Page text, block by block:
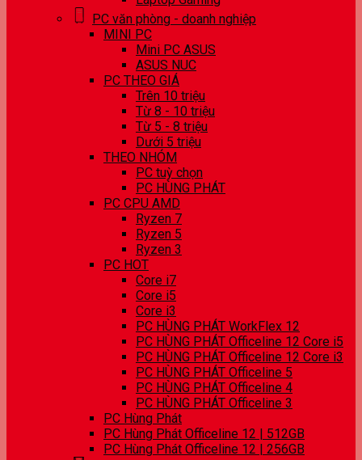
PC văn phòng - doanh nghiệp
MINI PC
Mini PC ASUS
ASUS NUC
PC THEO GIÁ
Trên 10 triệu
Từ 8 - 10 triệu
Từ 5 - 8 triệu
Dưới 5 triệu
THEO NHÓM
PC tuỳ chọn
PC HÙNG PHÁT
PC CPU AMD
Ryzen 7
Ryzen 5
Ryzen 3
PC HOT
Core i7
Core i5
Core i3
PC HÙNG PHÁT WorkFlex 12
PC HÙNG PHÁT Officeline 12 Core i5
PC HÙNG PHÁT Officeline 12 Core i3
PC HÙNG PHÁT Officeline 5
PC HÙNG PHÁT Officeline 4
PC HÙNG PHÁT Officeline 3
PC Hùng Phát
PC Hùng Phát Officeline 12 | 512GB
PC Hùng Phát Officeline 12 | 256GB